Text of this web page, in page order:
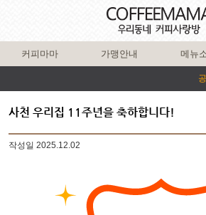
커피마마 가맹안내 메뉴
사천 우리집 11주년을 축하합니다!
작성일 2025.12.02